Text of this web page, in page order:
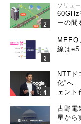
ソリュ
ーの間
MEEQ
線は
NTTド
化”へ
ェント
古野電
星から